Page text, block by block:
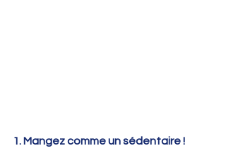
1. Mangez comme un sédentaire !